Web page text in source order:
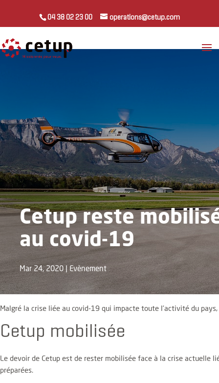
04 38 02 23 00 operations@cetup.com
Cetup reste
au covid-19
Mar 24, 2020|Evènement
Malgré la crise liée au covid-19 qui impacte toute l’activité du
Cetup mobilisée
Le devoir de Cetup est de rester mobilisée face à la crise actuelle
préparées.